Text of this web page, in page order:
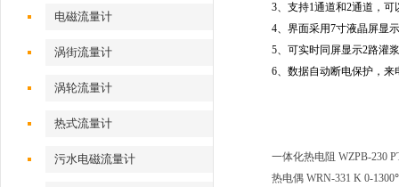
电磁流量计
涡街流量计
涡轮流量计
热式流量计
污水电磁流量计
3、支持1通道和2通道，
4、界面采用7寸液晶屏显
5、可实时同屏显示2路灌
6、数据自动断电保护，来
一体化热电阻 WZPB-230
热电偶 WRN-331 K 0-